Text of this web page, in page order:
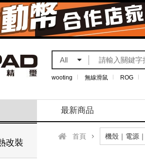
All
wooting 無線滑鼠 ROG
最新商品
改裝
首頁